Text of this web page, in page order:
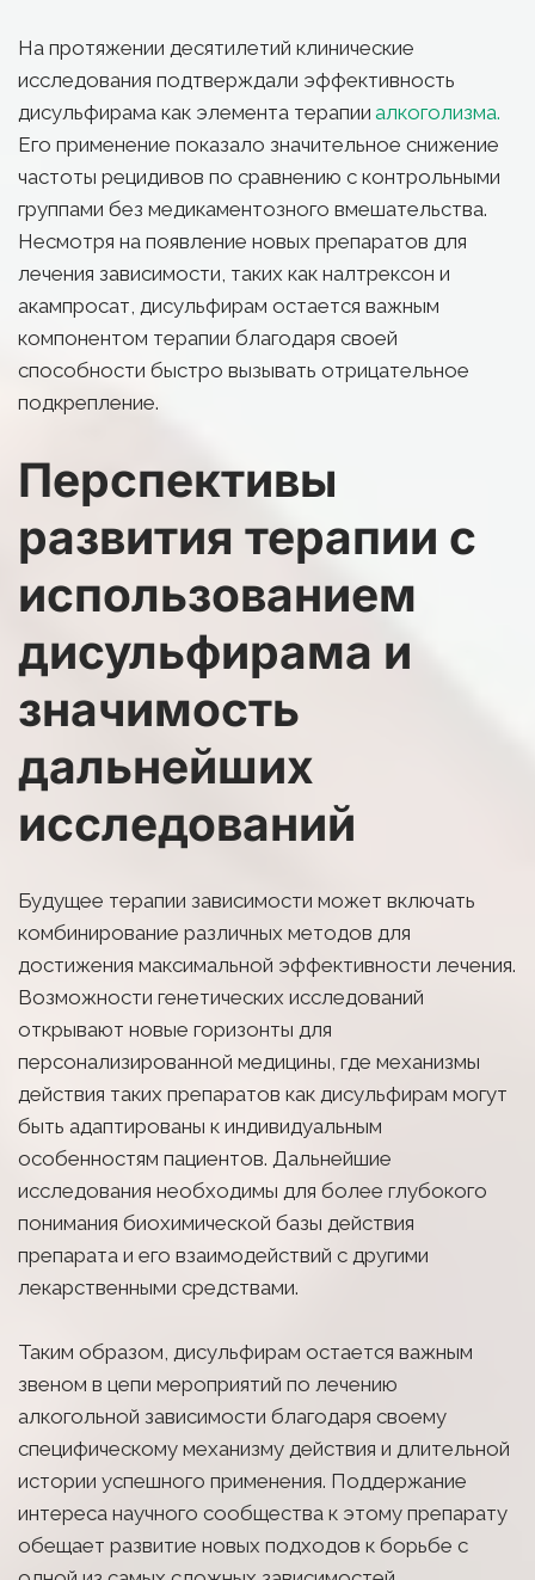
На протяжении десятилетий клинические
исследования подтверждали эффективность
дисульфирама как элемента терапии алкоголизма.
Его применение показало значительное снижение
частоты рецидивов по сравнению с контрольными
группами без медикаментозного вмешательства.
Несмотря на появление новых препаратов для
лечения зависимости, таких как налтрексон и
акампросат, дисульфирам остается важным
компонентом терапии благодаря своей
способности быстро вызывать отрицательное
подкрепление.
Перспективы
развития терапии с
использованием
дисульфирама и
значимость
дальнейших
исследований
Будущее терапии зависимости может включать
комбинирование различных методов для
достижения максимальной эффективности лечения.
Возможности генетических исследований
открывают новые горизонты для
персонализированной медицины, где механизмы
действия таких препаратов как дисульфирам могут
быть адаптированы к индивидуальным
особенностям пациентов. Дальнейшие
исследования необходимы для более глубокого
понимания биохимической базы действия
препарата и его взаимодействий с другими
лекарственными средствами.
Таким образом, дисульфирам остается важным
звеном в цепи мероприятий по лечению
алкогольной зависимости благодаря своему
специфическому механизму действия и длительной
истории успешного применения. Поддержание
интереса научного сообщества к этому препарату
обещает развитие новых подходов к борьбе с